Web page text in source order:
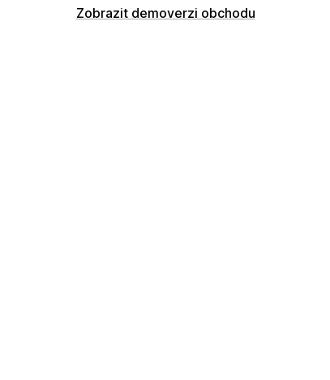
Zobrazit demoverzi obchodu